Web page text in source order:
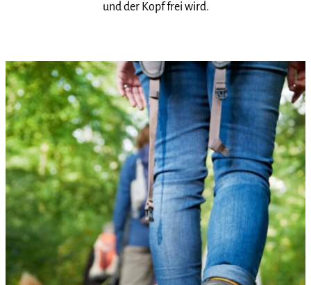
und der Kopf frei wird.